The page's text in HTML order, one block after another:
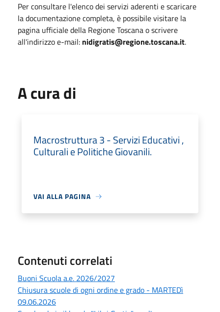
Per consultare l'elenco dei servizi aderenti e scaricare
la documentazione completa, è possibile visitare la
pagina ufficiale della Regione Toscana o scrivere
all'indirizzo e-mail: nidigratis@regione.toscana.it.
A cura di
Macrostruttura 3 - Servizi Educativi ,
Culturali e Politiche Giovanili.
VAI ALLA PAGINA
Contenuti correlati
Buoni Scuola a.e. 2026/2027
Chiusura scuole di ogni ordine e grado - MARTEDì
09.06.2026